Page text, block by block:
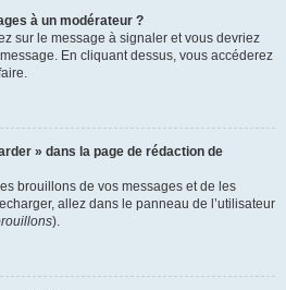
à un modérateur ?
sur le message à signaler et vous devriez
En cliquant dessus, vous accéderez
» dans la page de rédaction de
brouillons de vos messages et de les
allez dans le panneau de l’utilisateur
).